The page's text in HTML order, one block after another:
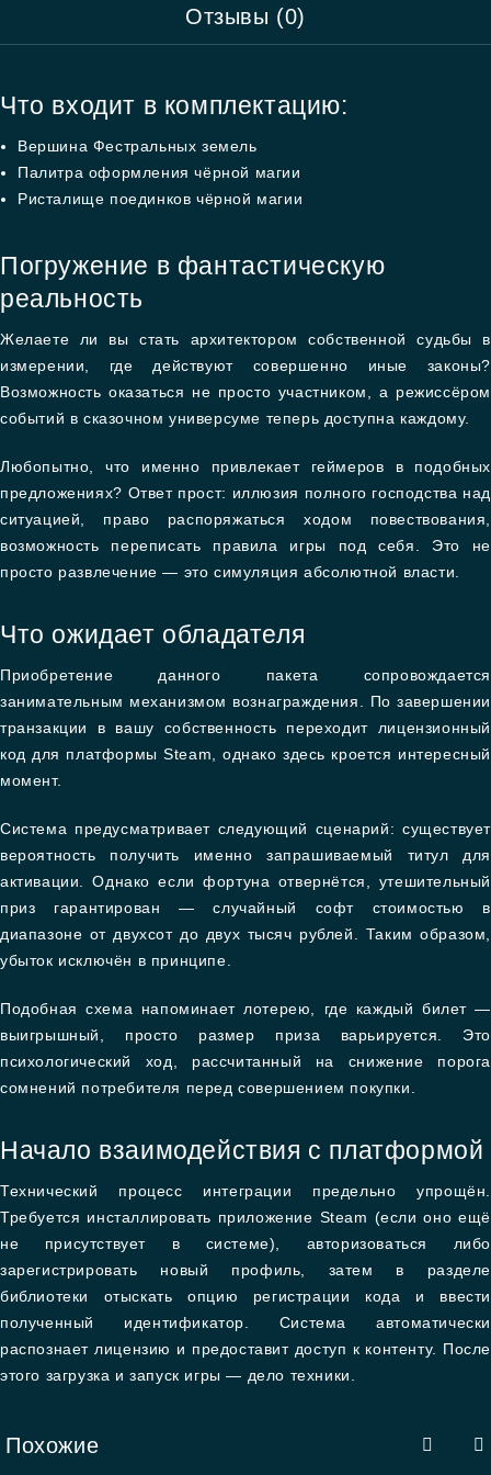
Отзывы (0)
Что входит в комплектацию:
Вершина Фестральных земель
Палитра оформления чёрной магии
Ристалище поединков чёрной магии
Погружение в фантастическую
реальность
Желаете ли вы стать архитектором собственной судьбы в
измерении, где действуют совершенно иные законы?
Возможность оказаться не просто участником, а режиссёром
событий в сказочном универсуме теперь доступна каждому.
Любопытно, что именно привлекает геймеров в подобных
предложениях? Ответ прост: иллюзия полного господства над
ситуацией, право распоряжаться ходом повествования,
возможность переписать правила игры под себя. Это не
просто развлечение — это симуляция абсолютной власти.
Что ожидает обладателя
Приобретение данного пакета сопровождается
занимательным механизмом вознаграждения. По завершении
транзакции в вашу собственность переходит лицензионный
код для платформы Steam, однако здесь кроется интересный
момент.
Система предусматривает следующий сценарий: существует
вероятность получить именно запрашиваемый титул для
активации. Однако если фортуна отвернётся, утешительный
приз гарантирован — случайный софт стоимостью в
диапазоне от двухсот до двух тысяч рублей. Таким образом,
убыток исключён в принципе.
Подобная схема напоминает лотерею, где каждый билет —
выигрышный, просто размер приза варьируется. Это
психологический ход, рассчитанный на снижение порога
сомнений потребителя перед совершением покупки.
Начало взаимодействия с платформой
Технический процесс интеграции предельно упрощён.
Требуется инсталлировать приложение Steam (если оно ещё
не присутствует в системе), авторизоваться либо
зарегистрировать новый профиль, затем в разделе
библиотеки отыскать опцию регистрации кода и ввести
полученный идентификатор. Система автоматически
распознает лицензию и предоставит доступ к контенту. После
этого загрузка и запуск игры — дело техники.
Похожие